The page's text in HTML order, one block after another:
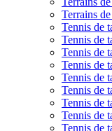
Terrains
Tennis de
Tennis de
Tennis de
Tennis de
Tennis de
Tennis de
Tennis de
Tennis de
Tennis de